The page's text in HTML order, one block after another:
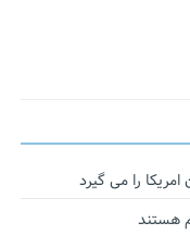
را می گیرد
هستند